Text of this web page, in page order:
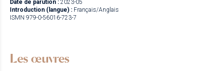
Date de parution : 2023-05
Introduction (langue) : Français/Anglais
ISMN 979-0-56016-723-7
Les œuvres